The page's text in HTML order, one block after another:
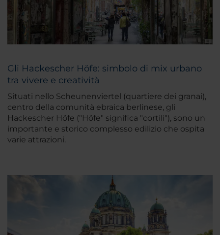
Gli Hackescher Höfe: simbolo di mix urbano
tra vivere e creatività
Situati nello Scheunenviertel (quartiere dei granai),
centro della comunità ebraica berlinese, gli
Hackescher Höfe ("Höfe" significa "cortili"), sono un
importante e storico complesso edilizio che ospita
varie attrazioni.